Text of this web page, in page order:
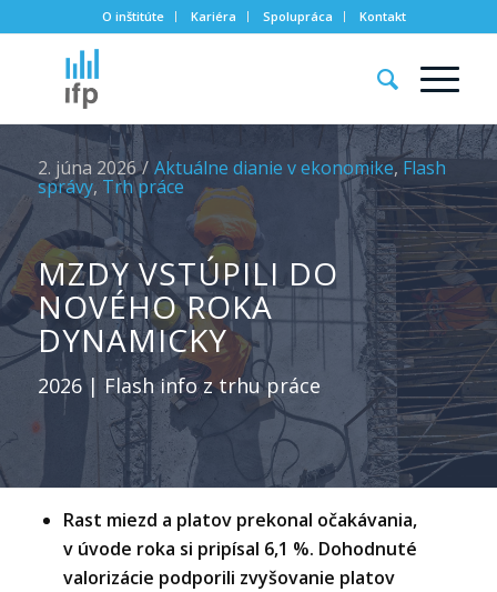
O inštitúte Kariéra Spolupráca Kontakt
2. júna 2026 / Aktuálne dianie v ekonomike, Flash
správy, Trh práce
MZDY VSTÚPILI DO
NOVÉHO ROKA
DYNAMICKY
2026 | Flash info z trhu práce
Rast miezd a platov prekonal očakávania,
v úvode roka si pripísal 6,1 %. Dohodnuté
valorizácie podporili zvyšovanie platov